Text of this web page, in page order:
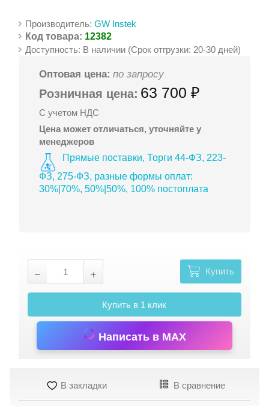
Производитель:GW Instek
Код товара: 12382
Доступность: В наличии (Срок отгрузки: 20-30 дней)
Оптовая цена: по запросу
Розничная цена: 63 700 ₽
С учетом НДС
Цена может отличаться, уточняйте у
менеджеров
Прямые поставки, Торги 44-ФЗ, 223-
ФЗ, 275-ФЗ, разные формы оплат:
30%|70%, 50%|50%, 100% постоплата
Купить
Купить в 1 клик
Написать в MAX
В закладки В сравнение